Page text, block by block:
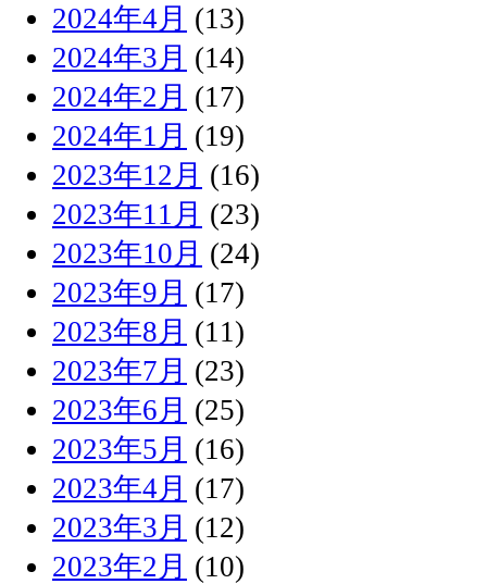
2024年4月 (13)
2024年3月 (14)
2024年2月 (17)
2024年1月 (19)
2023年12月 (16)
2023年11月 (23)
2023年10月 (24)
2023年9月 (17)
2023年8月 (11)
2023年7月 (23)
2023年6月 (25)
2023年5月 (16)
2023年4月 (17)
2023年3月 (12)
2023年2月 (10)